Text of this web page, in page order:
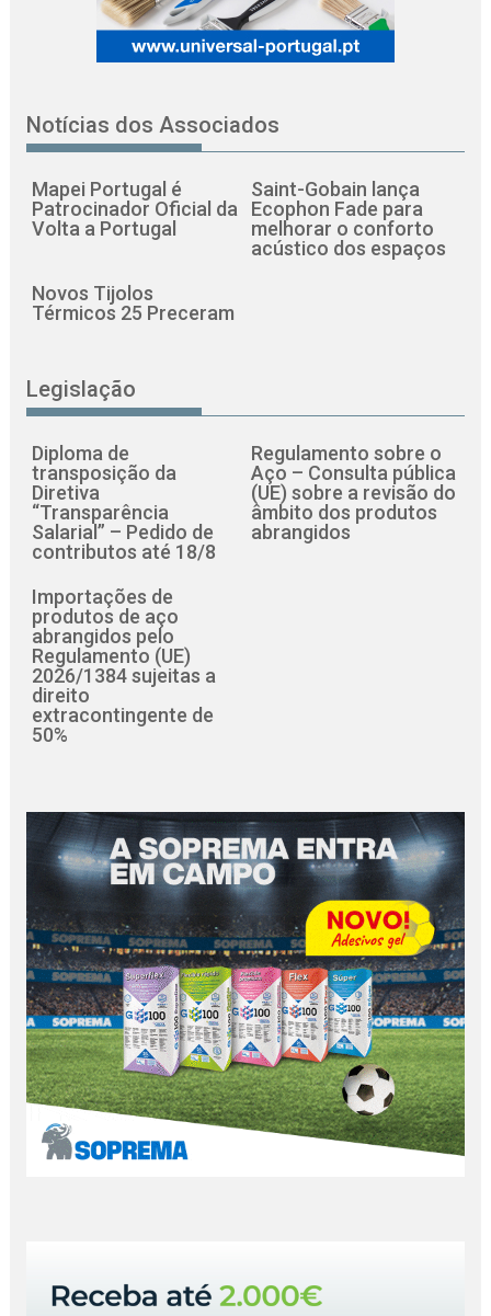
Notícias dos Associados
Mapei Portugal é
Patrocinador Oficial da
Volta a Portugal
Saint-Gobain lança
Ecophon Fade para
melhorar o conforto
acústico dos espaços
Novos Tijolos
Térmicos 25 Preceram
Legislação
Diploma de
transposição da
Diretiva
“Transparência
Salarial” – Pedido de
contributos até 18/8
Regulamento sobre o
Aço – Consulta pública
(UE) sobre a revisão do
âmbito dos produtos
abrangidos
Importações de
produtos de aço
abrangidos pelo
Regulamento (UE)
2026/1384 sujeitas a
direito
extracontingente de
50%